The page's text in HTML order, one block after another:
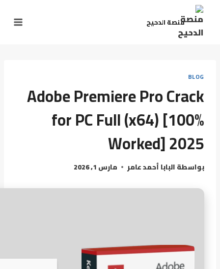
منصة الدحيح
BLOG
Adobe Premiere Pro Crack
for PC Full (x64) [100%
Worked] 2025
بواسطةالبابا أحمد عامر مارس 1, 2026